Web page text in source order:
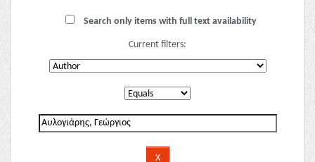
Search only items with full text availability
Current filters: